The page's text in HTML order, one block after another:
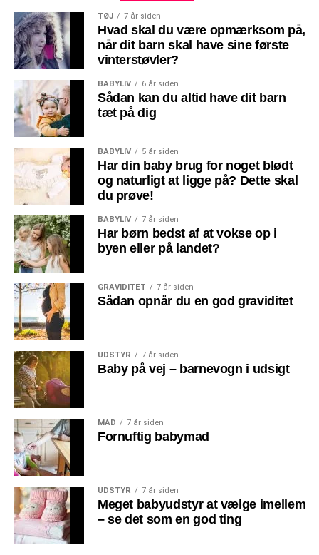
TØJ 7 år siden
Hvad skal du være opmærksom på,
når dit barn skal have sine første
vinterstøvler?
BABYLIV 6 år siden
Sådan kan du altid have dit barn
tæt på dig
BABYLIV 5 år siden
Har din baby brug for noget blødt
og naturligt at ligge på? Dette skal
du prøve!
BABYLIV 7 år siden
Har børn bedst af at vokse op i
byen eller på landet?
GRAVIDITET 7 år siden
Sådan opnår du en god graviditet
UDSTYR 7 år siden
Baby på vej – barnevogn i udsigt
MAD 7 år siden
Fornuftig babymad
UDSTYR 7 år siden
Meget babyudstyr at vælge imellem
– se det som en god ting